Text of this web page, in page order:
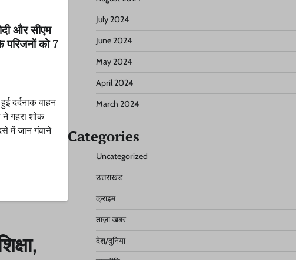
और सीएम
परिजनों को 7
दर्दनाक वाहन
ने गहरा शोक
में जान गंवाने
July 2024
June 2024
May 2024
April 2024
March 2024
Categories
Uncategorized
उत्तराखंड
क्राइम
ताज़ा खबर
देश/दुनिया